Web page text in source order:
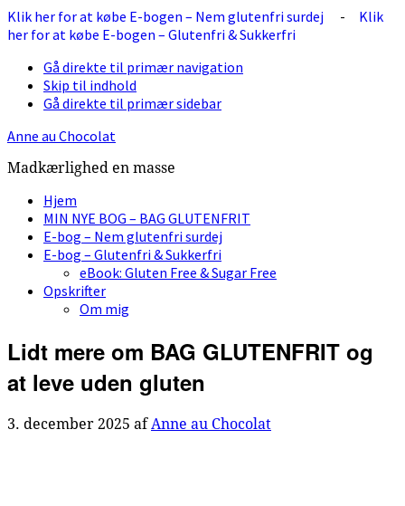
Klik her for at købe E-bogen – Nem glutenfri surdej - Klik
her for at købe E-bogen – Glutenfri & Sukkerfri
Gå direkte til primær navigation
Skip til indhold
Gå direkte til primær sidebar
Anne au Chocolat
Madkærlighed en masse
Hjem
MIN NYE BOG – BAG GLUTENFRIT
E-bog – Nem glutenfri surdej
E-bog – Glutenfri & Sukkerfri
eBook: Gluten Free & Sugar Free
Opskrifter
Om mig
Lidt mere om BAG GLUTENFRIT og
at leve uden gluten
3. december 2025 afAnne au Chocolat